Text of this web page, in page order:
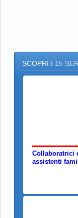
SCOPRI I 15
Collaboratrici
assistenti